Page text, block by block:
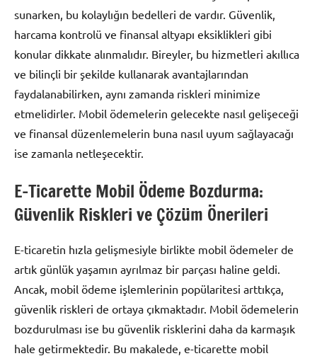
sunarken, bu kolaylığın bedelleri de vardır. Güvenlik,
harcama kontrolü ve finansal altyapı eksiklikleri gibi
konular dikkate alınmalıdır. Bireyler, bu hizmetleri akıllıca
ve bilinçli bir şekilde kullanarak avantajlarından
faydalanabilirken, aynı zamanda riskleri minimize
etmelidirler. Mobil ödemelerin gelecekte nasıl gelişeceği
ve finansal düzenlemelerin buna nasıl uyum sağlayacağı
ise zamanla netleşecektir.
E-Ticarette Mobil Ödeme Bozdurma:
Güvenlik Riskleri ve Çözüm Önerileri
E-ticaretin hızla gelişmesiyle birlikte mobil ödemeler de
artık günlük yaşamın ayrılmaz bir parçası haline geldi.
Ancak, mobil ödeme işlemlerinin popülaritesi arttıkça,
güvenlik riskleri de ortaya çıkmaktadır. Mobil ödemelerin
bozdurulması ise bu güvenlik risklerini daha da karmaşık
hale getirmektedir. Bu makalede, e-ticarette mobil